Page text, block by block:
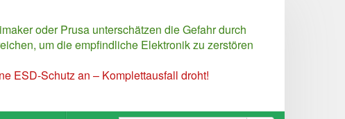
oder Prusa unterschätzen die Gefahr durch
um die empfindliche Elektronik zu zerstören
ESD-Schutz an – Komplettausfall droht!